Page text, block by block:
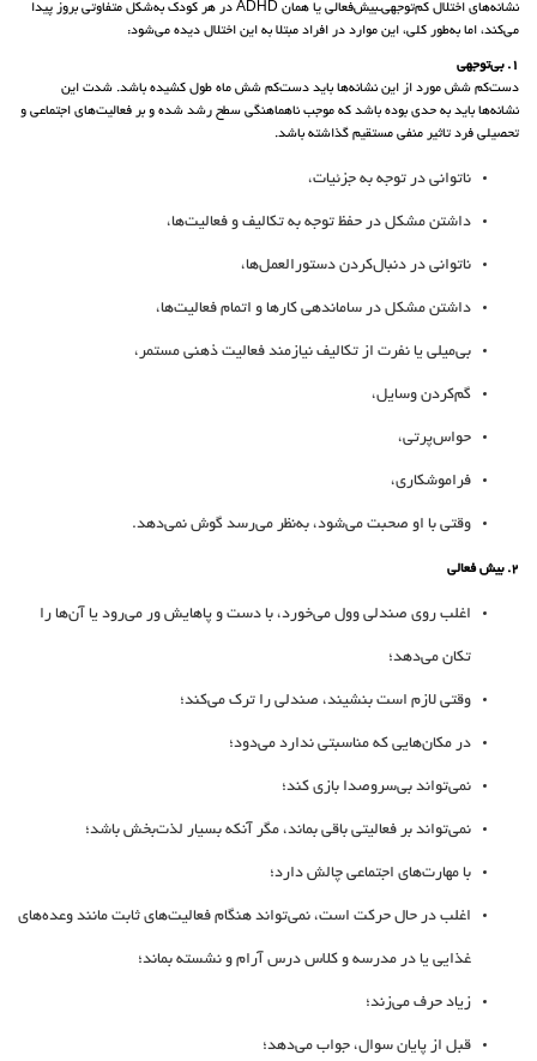
نشانه‌های اختلال کم‌توجهی‌ـ‌بیش‌فعالی یا همان ADHD در هر کودک به‌شکل متفاوتی بروز پیدا
می‌کند، اما به‌طور کلی، این موارد در افراد مبتلا به این اختلال دیده می‌شود:
1. بی‌توجهی
دست‌کم شش مورد از این نشانه‌ها باید دست‌کم شش ماه طول کشیده باشد. شدت این
نشانه‌ها باید به حدی بوده باشد که موجب ناهماهنگی سطح رشد شده و بر فعالیت‌های اجتماعی و
تحصیلی فرد تاثیر منفی مستقیم گذاشته باشد.
ناتوانی در توجه به جزئیات،
داشتن مشکل در حفظ توجه به تکالیف و فعالیت‌ها،
ناتوانی در دنبال‌کردن دستورالعمل‌ها،
داشتن مشکل در ساماندهی کارها و اتمام فعالیت‌ها،
بی‌میلی یا نفرت از تکالیف نیازمند فعالیت ذهنی مستمر،
گم‌کردن وسایل،
حواس‌پرتی،
فراموشکاری،
وقتی با او صحبت می‌شود، به‌نظر می‌رسد گوش نمی‌دهد.
2. بیش‌ فعالی
اغلب روی صندلی وول می‌خورد، با دست و پاهایش ور می‌رود یا آن‌ها را
تکان می‌دهد؛
وقتی لازم است بنشیند، صندلی را ترک می‌کند؛
در مکان‌هایی که مناسبتی ندارد می‌دود؛
نمی‌تواند بی‌سروصدا بازی کند؛
نمی‌تواند بر فعالیتی باقی بماند، مگر آنکه بسیار لذت‌بخش باشد؛
با مهارت‌های اجتماعی چالش دارد؛
اغلب در حال حرکت است، نمی‌تواند هنگام فعالیت‌های ثابت مانند وعده‌های
غذایی یا در مدرسه و کلاس درس آرام و نشسته بماند؛
زیاد حرف می‌زند؛
قبل از پایان سوال، جواب می‌دهد؛